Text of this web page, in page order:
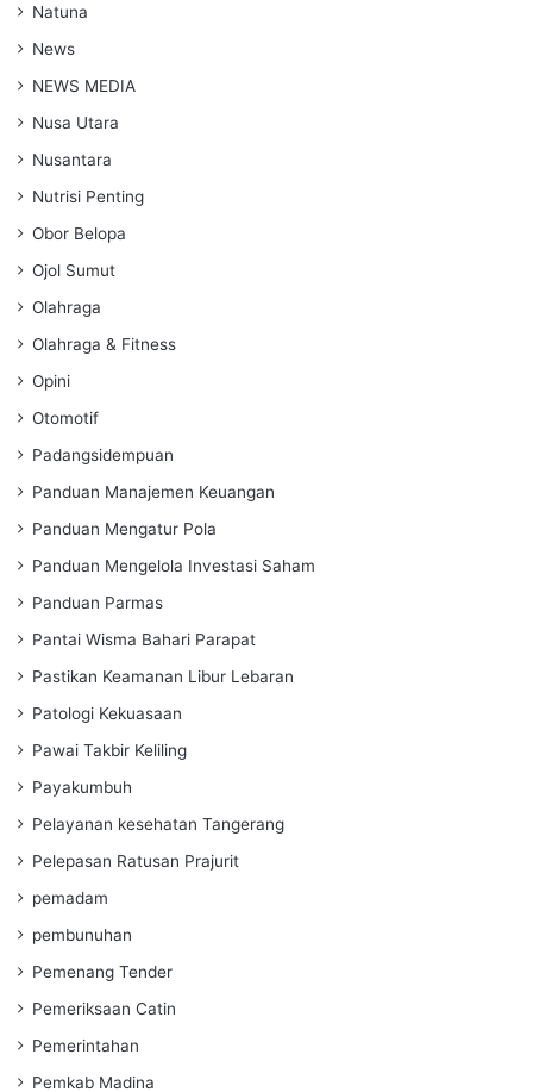
Natuna
News
NEWS MEDIA
Nusa Utara
Nusantara
Nutrisi Penting
Obor Belopa
Ojol Sumut
Olahraga
Olahraga & Fitness
Opini
Otomotif
Padangsidempuan
Panduan Manajemen Keuangan
Panduan Mengatur Pola
Panduan Mengelola Investasi Saham
Panduan Parmas
Pantai Wisma Bahari Parapat
Pastikan Keamanan Libur Lebaran
Patologi Kekuasaan
Pawai Takbir Keliling
Payakumbuh
Pelayanan kesehatan Tangerang
Pelepasan Ratusan Prajurit
pemadam
pembunuhan
Pemenang Tender
Pemeriksaan Catin
Pemerintahan
Pemkab Madina